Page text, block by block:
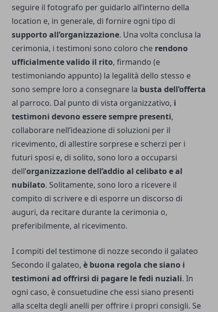
seguire il fotografo per guidarlo all’interno della
location e, in generale, di fornire ogni tipo di
supporto all’organizzazione. Una volta conclusa la
cerimonia, i testimoni sono coloro che rendono
ufficialmente valido il rito, firmando (e
testimoniando appunto) la legalità dello stesso e
sono sempre loro a consegnare la busta dell’offerta
al parroco. Dal punto di vista organizzativo, i
testimoni devono essere sempre presenti,
collaborare nell’ideazione di soluzioni per il
ricevimento, di allestire sorprese e scherzi per i
futuri sposi e, di solito, sono loro a occuparsi
dell’organizzazione dell’addio al celibato e al
nubilato. Solitamente, sono loro a ricevere il
compito di scrivere e di esporre un discorso di
auguri, da recitare durante la cerimonia o,
preferibilmente, al ricevimento.
I compiti del testimone di nozze secondo il galateo
Secondo il galateo, è buona regola che siano i
testimoni ad offrirsi di pagare le fedi nuziali. In
ogni caso, è consuetudine che essi siano presenti
alla scelta degli anelli per offrire i propri consigli. Se